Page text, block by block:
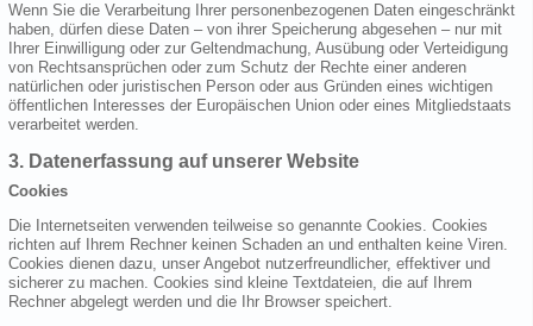
Wenn Sie die Verarbeitung Ihrer personenbezogenen Daten eingeschränkt
haben, dürfen diese Daten – von ihrer Speicherung abgesehen – nur mit
Ihrer Einwilligung oder zur Geltendmachung, Ausübung oder Verteidigung
von Rechtsansprüchen oder zum Schutz der Rechte einer anderen
natürlichen oder juristischen Person oder aus Gründen eines wichtigen
öffentlichen Interesses der Europäischen Union oder eines Mitgliedstaats
verarbeitet werden.
3. Datenerfassung auf unserer Website
Cookies
Die Internetseiten verwenden teilweise so genannte Cookies. Cookies
richten auf Ihrem Rechner keinen Schaden an und enthalten keine Viren.
Cookies dienen dazu, unser Angebot nutzerfreundlicher, effektiver und
sicherer zu machen. Cookies sind kleine Textdateien, die auf Ihrem
Rechner abgelegt werden und die Ihr Browser speichert.